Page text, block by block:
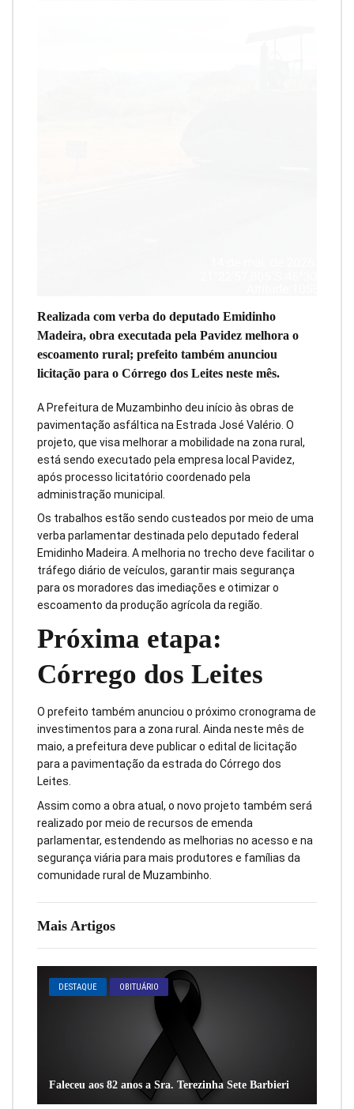
Mais Artigos
DESTAQUE OBITUÁRIO
Faleceu aos 82 anos a Sra. Terezinha Sete Barbieri
Realizada com verba do deputado Emidinho
Madeira, obra executada pela Pavidez melhora o
escoamento rural; prefeito também anunciou
licitação para o Córrego dos Leites neste mês.
A Prefeitura de Muzambinho deu início às obras de
pavimentação asfáltica na Estrada José Valério. O
projeto, que visa melhorar a mobilidade na zona rural,
está sendo executado pela empresa local Pavidez,
após processo licitatório coordenado pela
administração municipal.
Os trabalhos estão sendo custeados por meio de uma
verba parlamentar destinada pelo deputado federal
Emidinho Madeira. A melhoria no trecho deve facilitar o
tráfego diário de veículos, garantir mais segurança
para os moradores das imediações e otimizar o
escoamento da produção agrícola da região.
Próxima etapa:
Córrego dos Leites
O prefeito também anunciou o próximo cronograma de
investimentos para a zona rural. Ainda neste mês de
maio, a prefeitura deve publicar o edital de licitação
para a pavimentação da estrada do Córrego dos
Leites.
Assim como a obra atual, o novo projeto também será
realizado por meio de recursos de emenda
parlamentar, estendendo as melhorias no acesso e na
segurança viária para mais produtores e famílias da
comunidade rural de Muzambinho.